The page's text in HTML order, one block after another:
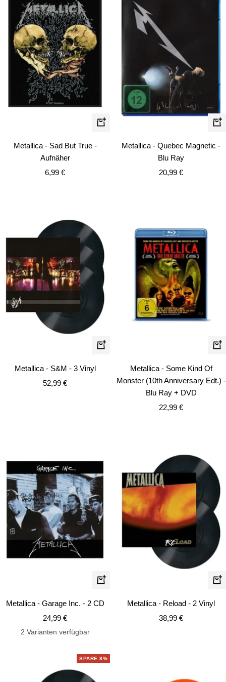
In
Metallica - Sad But True -
Aufnäher
Angebotspreis
6,99 €
In
Metallica - Quebec Magnetic -
Blu Ray
Angebotspreis
20,99 €
In
Warenkorb
Metallica - S&M - 3 Vinyl
Angebotspreis
52,99 €
In
Metallica - Some Kind Of
Monster (10th Anniversary Edt.) -
Blu Ray + DVD
Angebotspreis
22,99 €
In
den
Metallica - Garage Inc. - 2 CD
Angebotspreis
24,99 €
2 Varianten verfügbar
In
Metallica - Reload - 2 Vinyl
Angebotspreis
38,99 €
SPARE 8%